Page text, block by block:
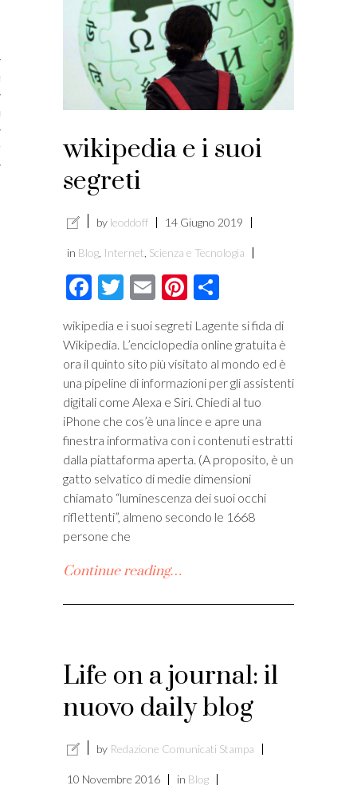
è l’article marketing
e stile di scrittura
per i publisherswikipedia e i suoi
segreti
by leoddoff 14 Giugno 2019
in Blog Internet Scienza e Tecnologia
Facebook
Twitter
EmailPinterest
wikipedia e i suoi segreti Lagente si fida di
Wikipedia. L’enciclopedia online gratuita è
ora il quinto sito più visitato al mondo ed è
una pipeline di informazioni per gli assistenti
digitali come Alexa e Siri. Chiedi al tuo
iPhone che cos’è una lince e apre una
finestra informativa con i contenuti estratti
dalla piattaforma aperta. (A proposito, è un
gatto selvatico di medie dimensioni
chiamato “luminescenza dei suoi occhi
riflettenti”, almeno secondo le 1668
persone che
Continue reading…
Life on a journal: il
nuovo daily blog
by Redazione Comunicati Stampa
10 Novembre 2016 in Blog